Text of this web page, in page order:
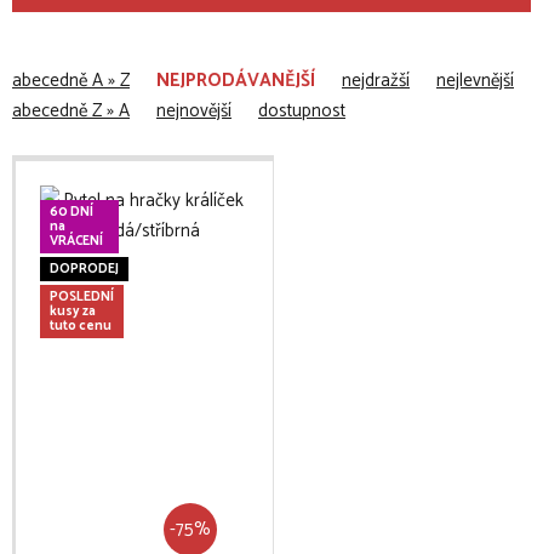
abecedně A » Z NEJPRODÁVANĚJŠÍ nejdražší
nejlevnější
abecedně Z » A
nejnovější dostupnost
60 DNÍ
na
VRÁCENÍ
DOPRODEJ
POSLEDNÍ
kusy za
tuto cenu
-75%